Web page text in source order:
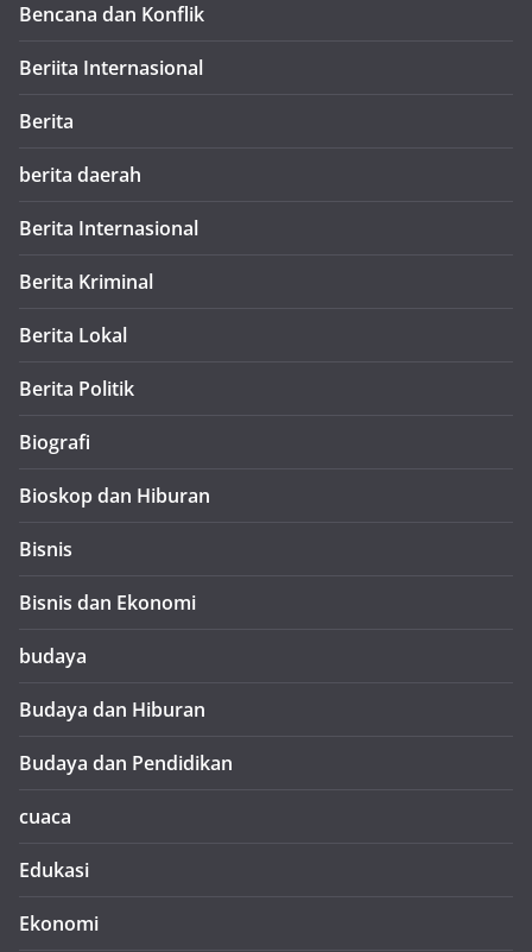
Bencana dan Konflik
Beriita Internasional
Berita
berita daerah
Berita Internasional
Berita Kriminal
Berita Lokal
Berita Politik
Biografi
Bioskop dan Hiburan
Bisnis
Bisnis dan Ekonomi
budaya
Budaya dan Hiburan
Budaya dan Pendidikan
cuaca
Edukasi
Ekonomi